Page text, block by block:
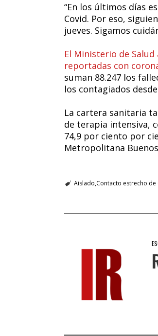
“En los últimos días
Covid. Por eso,
jueves. Sigamos
El Ministerio de
reportadas con
suman 88.247 los
los contagiados
La cartera sanitaria
de terapia intensiva,
74,9 por ciento por
Metropolitana Buenos
Aislado Contacto estrecho